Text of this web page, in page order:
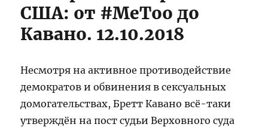
США: от #MeToo до
Кавано. 12.10.2018
Несмотря на активное противодействие
демократов и обвинения в сексуальных
домогательствах, Бретт Кавано всё-таки
утверждён на пост судьи Верховного суда